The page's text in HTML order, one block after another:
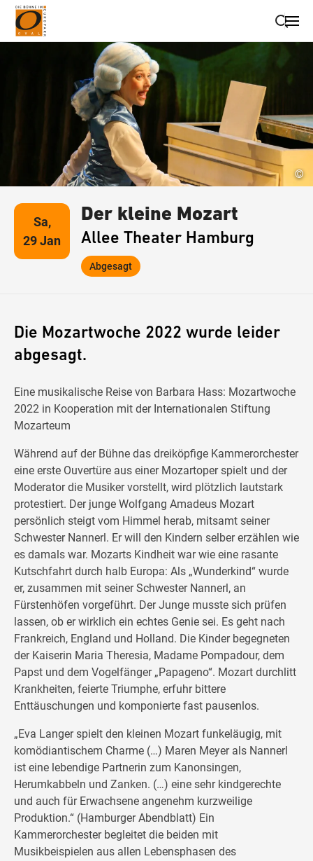
Suche schließen
Wegbeschreibung erhalten
©
Sa,
29 Jan
Der kleine Mozart
Allee Theater Hamburg
Abgesagt
Die Mozartwoche 2022 wurde leider
abgesagt.
Eine musikalische Reise von Barbara Hass: Mozartwoche
2022 in Kooperation mit der Internationalen Stiftung
Mozarteum
Während auf der Bühne das dreiköpfige Kammerorchester
eine erste Ouvertüre aus einer Mozartoper spielt und der
Moderator die Musiker vorstellt, wird plötzlich lautstark
protestiert. Der junge Wolfgang Amadeus Mozart
persönlich steigt vom Himmel herab, mitsamt seiner
Schwester Nannerl. Er will den Kindern selber erzählen wie
es damals war. Mozarts Kindheit war wie eine rasante
Kutschfahrt durch halb Europa: Als „Wunderkind“ wurde
er, zusammen mit seiner Schwester Nannerl, an
Fürstenhöfen vorgeführt. Der Junge musste sich prüfen
lassen, ob er wirklich ein echtes Genie sei. Es geht nach
Frankreich, England und Holland. Die Kinder begegneten
der Kaiserin Maria Theresia, Madame Pompadour, dem
Papst und dem Vogelfänger „Papageno“. Mozart durchlitt
Krankheiten, feierte Triumphe, erfuhr bittere
Enttäuschungen und komponierte fast pausenlos.
„Eva Langer spielt den kleinen Mozart funkeläugig, mit
komödiantischem Charme (…) Maren Meyer als Nannerl
ist eine lebendige Partnerin zum Kanonsingen,
Herumkabbeln und Zanken. (…) eine sehr kindgerechte
und auch für Erwachsene angenehm kurzweilige
Produktion.“ (Hamburger Abendblatt) Ein
Kammerorchester begleitet die beiden mit
Musikbeispielen aus allen Lebensphasen des